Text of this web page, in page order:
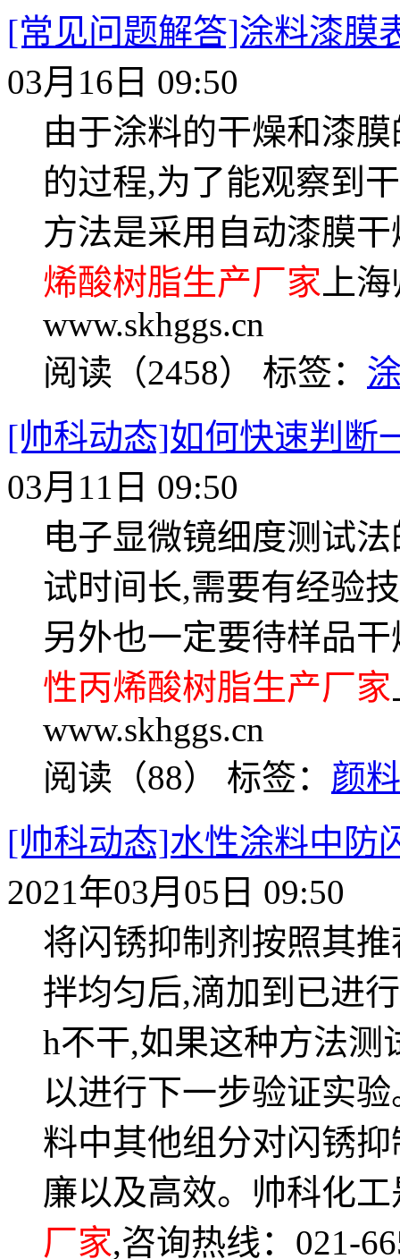
[常见问题解答]涂料漆膜
03月16日 09:50
由于涂料的干燥和漆
的过程,为了能观察到
方法是采用自动漆膜
烯酸树脂生产厂家 上
www.skhggs.cn
阅读（2458） 标签：
[帅科动态]如何快速判断
03月11日 09:50
电子显微镜细度测试
试时间长,需要有经验
另外也一定要待样品
性丙烯酸树脂生产厂家
www.skhggs.cn
阅读（88） 标签： 颜料
[帅科动态]水性涂料中防
2021年03月05日 09:50
将闪锈抑制剂按照其
拌均匀后,滴加到已进
h不干,如果这种方法测
以进行下一步验证实
料中其他组分对闪锈
廉以及高效。帅科化工
厂家,咨询热线：021-